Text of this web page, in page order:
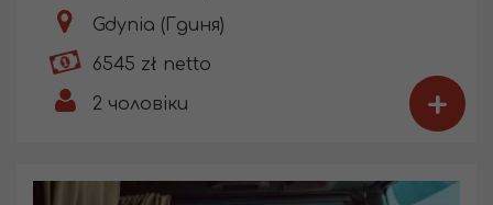
Gdynia (Гдиня)
6545 zł netto
2 чоловіки +